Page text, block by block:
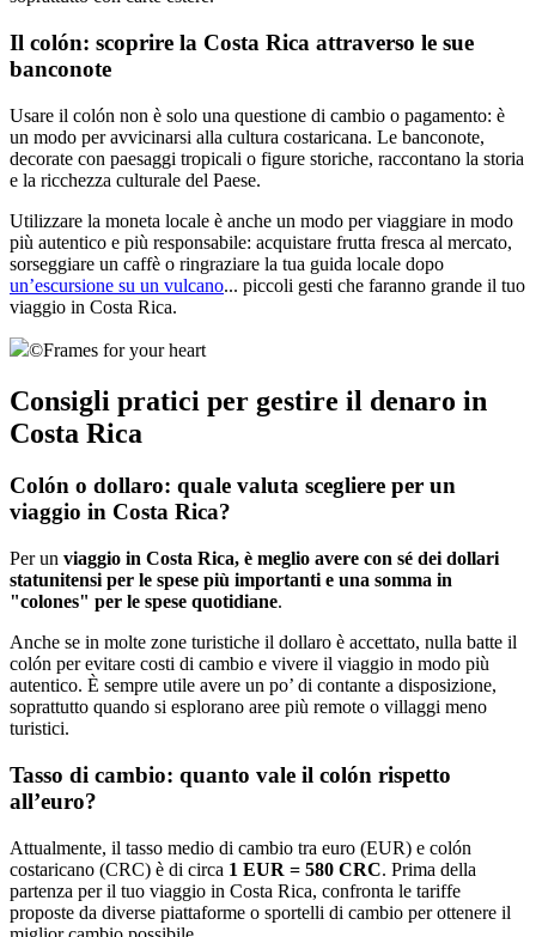
Il colón: scoprire la Costa Rica attraverso le sue
banconote
Usare il colón non è solo una questione di cambio o pagamento: è
un modo per avvicinarsi alla cultura costaricana. Le banconote,
decorate con paesaggi tropicali o figure storiche, raccontano la storia
e la ricchezza culturale del Paese.
Utilizzare la moneta locale è anche un modo per viaggiare in modo
più autentico e più responsabile: acquistare frutta fresca al mercato,
sorseggiare un caffè o ringraziare la tua guida locale dopo
un’escursione su un vulcano... piccoli gesti che faranno grande il tuo
viaggio in Costa Rica.
©Frames for your heart
Consigli pratici per gestire il denaro in
Costa Rica
Colón o dollaro: quale valuta scegliere per un
viaggio in Costa Rica?
Per un viaggio in Costa Rica, è meglio avere con sé dei dollari
statunitensi per le spese più importanti e una somma in
"colones" per le spese quotidiane.
Anche se in molte zone turistiche il dollaro è accettato, nulla batte il
colón per evitare costi di cambio e vivere il viaggio in modo più
autentico. È sempre utile avere un po’ di contante a disposizione,
soprattutto quando si esplorano aree più remote o villaggi meno
turistici.
Tasso di cambio: quanto vale il colón rispetto
all’euro?
Attualmente, il tasso medio di cambio tra euro (EUR) e colón
costaricano (CRC) è di circa 1 EUR = 580 CRC. Prima della
partenza per il tuo viaggio in Costa Rica, confronta le tariffe
proposte da diverse piattaforme o sportelli di cambio per ottenere il